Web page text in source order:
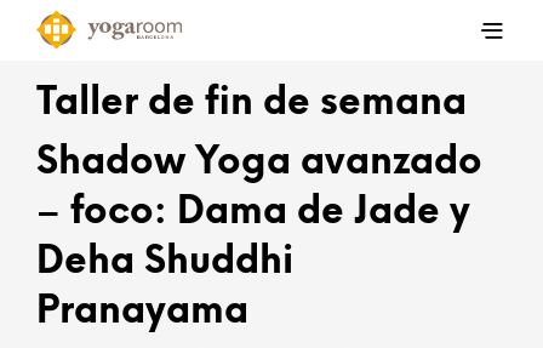
Taller de fin de semana
Shadow Yoga avanzado
– foco: Dama de Jade y
Deha Shuddhi
Pranayama